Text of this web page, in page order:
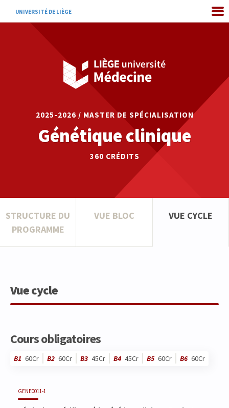
UNIVERSITÉ DE LIÈGE
2025-2026 / MASTER DE SPÉCIALISATION
Génétique clinique
360 CRÉDITS
STRUCTURE DU
PROGRAMME
VUE BLOC VUE CYCLE
Vue cycle
Cours obligatoires
B1 60Cr B2 60Cr B3 45Cr B4 45Cr B5 60Cr B6 60Cr
GENE0011-1